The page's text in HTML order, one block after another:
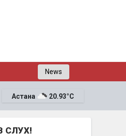
News
Астана 20.93°C
СЛУХ!